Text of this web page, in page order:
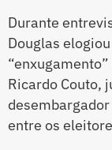
Durante
Douglas
Ricardo Couto,
entre os